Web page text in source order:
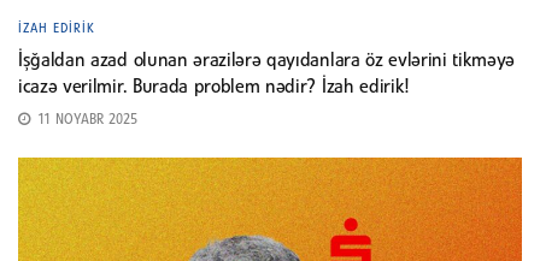
İZAH EDIRIK
İşğaldan azad olunan ərazilərə qayıdanlara öz evlərini tikməyə
icazə verilmir. Burada problem nədir? İzah edirik!
11 NOYABR 2025